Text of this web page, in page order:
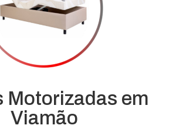
Motorizadas em
Viamão